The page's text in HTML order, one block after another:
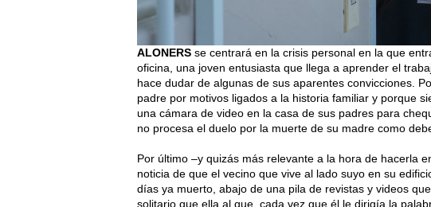
ALONERS se centrará en la crisis personal en la que
oficina, una joven entusiasta que llega a aprender el
hace dudar de algunas de sus aparentes convicciones.
padre por motivos ligados a la historia familiar y porque
una cámara de video en la casa de sus padres para
no procesa el duelo por la muerte de su madre como
Por último –y quizás más relevante a la hora de hacerla
noticia de que el vecino que vive al lado suyo en su
días ya muerto, abajo de una pila de revistas y videos
solitario que ella al que, cada vez que él le dirigía la